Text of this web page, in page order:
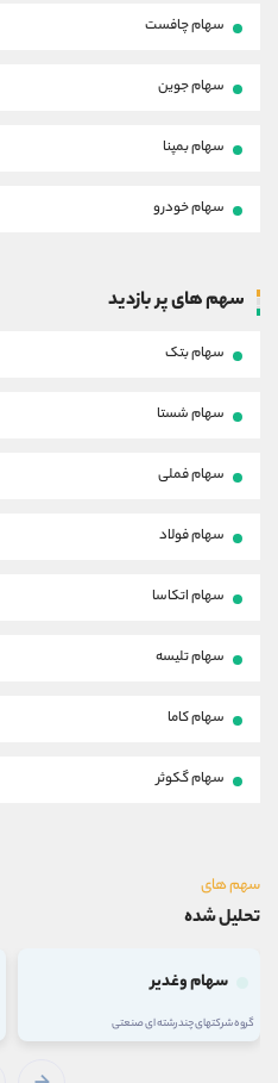
سهام چافست
سهام جوین
سهام بمپنا
سهام خودرو
سهم های پر بازدید
سهام بتک
سهام شستا
سهام فملی
سهام فولاد
سهام اتکاسا
سهام تلیسه
سهام کاما
سهام گکوثر
سهم های
تحلیل شده
سهام وغدیر
گروه شرکتهای چند رشته ای صنعتی